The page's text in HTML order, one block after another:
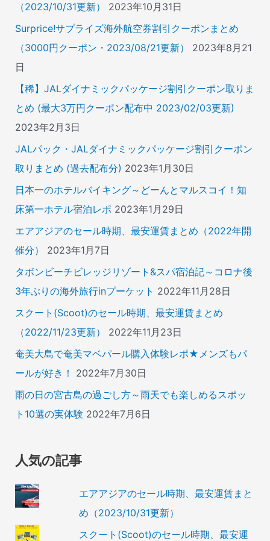
（2023/10/31更新）
2023年10月31日
Surprice!サプライズ海外航空券割引クーポンまとめ
（3000円クーポン・2023/08/21更新）
2023年8月21
日
【稀】JALダイナミックパッケージ割引クーポン取りま
とめ (最大3万円クーポン配布中 2023/02/03更新)
2023年2月3日
JALパック・JALダイナミックパッケージ割引クーポン
取りまとめ (過去配布分) 2023年1月30日
日本一のホテルバイキング～どーんとマルスコイ！知
床第一ホテル宿泊レポ 2023年1月29日
エアアジアのセール時期、最安運賃まとめ（2022年開
催分）
2023年1月7日
タボンビーチビレッジリゾート&スパ宿泊記～コロナ後
3年ぶりの海外旅行inプーケット 2022年11月28日
スクート(Scoot)のセール時期、最安運賃まとめ
（2022/11/23更新）
2022年11月23日
奄美大島で奄美マベパール購入体験レポ★メンズもパ
ールが好き！
2022年7月30日
雨の日の宮古島の過ごし方～雨天でも楽しめるスポッ
ト10選の実体験 2022年7月6日
人気の記事
エアアジアのセール時期、最安運賃まと
め（2023/10/31更新）
スクート(Scoot)のセール時期、最安運